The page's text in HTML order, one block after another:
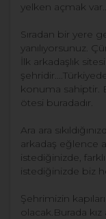
yelken açmak
Sıradan bir yere
yanılıyorsunuz.
İlk arkadaşlık
konuma sahiptir.
ötesi buradadır.
Ara ara
arkadaş eğlence
istediğinizde,
istediğinizde biz
Şehrimizin
olacak.Burada